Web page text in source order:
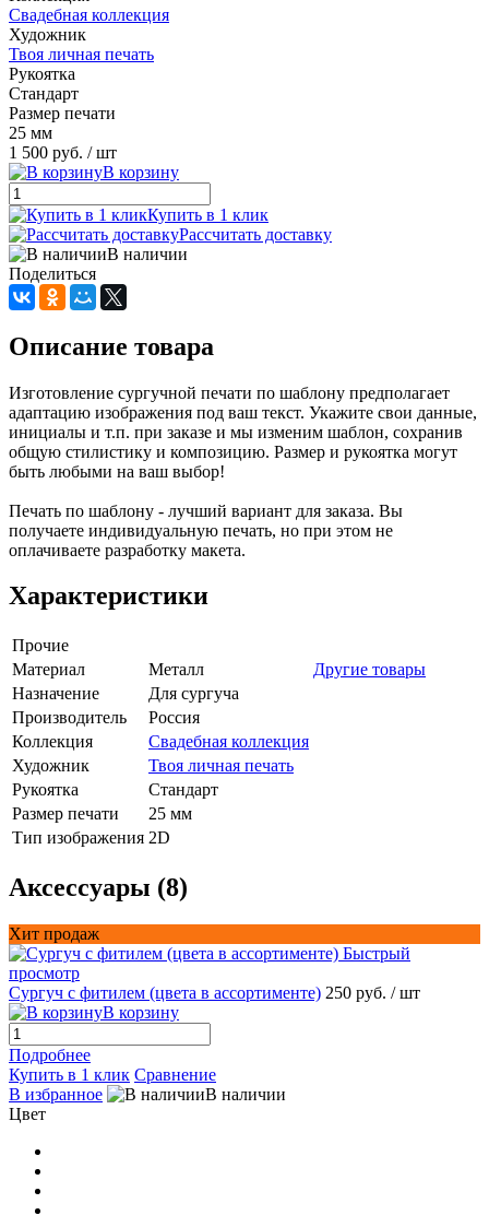
Свадебная коллекция
Художник
Твоя личная печать
Рукоятка
Стандарт
Размер печати
25 мм
1 500 руб. / шт
В корзину
Купить в 1 клик
Рассчитать доставку
В наличии
Поделиться
Описание товара
Изготовление сургучной печати по шаблону предполагает
адаптацию изображения под ваш текст. Укажите свои данные,
инициалы и т.п. при заказе и мы изменим шаблон, сохранив
общую стилистику и композицию. Размер и рукоятка могут
быть любыми на ваш выбор!
Печать по шаблону - лучший вариант для заказа. Вы
получаете индивидуальную печать, но при этом не
оплачиваете разработку макета.
Характеристики
Прочие
Материал
Металл
Другие товары
Назначение
Для сургуча
Производитель
Россия
Коллекция
Свадебная коллекция
Художник
Твоя личная печать
Рукоятка
Стандарт
Размер печати
25 мм
Тип изображения 2D
Аксессуары (8)
Хит продаж
Быстрый
просмотр
Сургуч с фитилем (цвета в ассортименте) 250 руб. / шт
В корзину
Подробнее
Купить в 1 клик Сравнение
В избранное
В наличии
Цвет